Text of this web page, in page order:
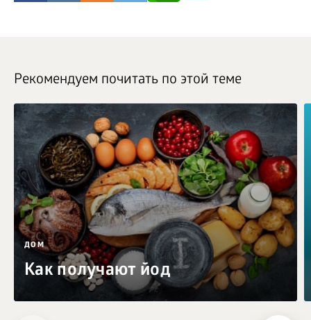
Рекомендуем почитать по этой теме
ДОМ
Как получают йод